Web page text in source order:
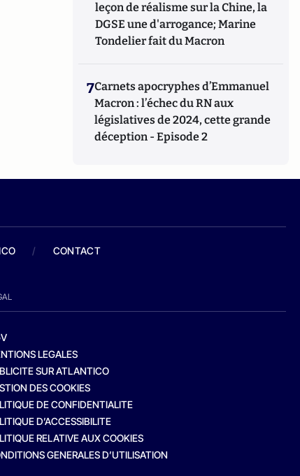
leçon de réalisme sur la Chine, la
DGSE une d'arrogance; Marine
Tondelier fait du Macron
7Carnets apocryphes d’Emmanuel
Macron : l’échec du RN aux
législatives de 2024, cette grande
déception - Episode 2
/ CONTACT
LEGALES
SUR ATLANTICO
DES COOKIES
DE CONFIDENTIALITE
D’ACCESSIBILITE
RELATIVE AUX COOKIES
GENERALES D’UTILISATION